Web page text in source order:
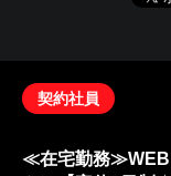
契約社員
≪在宅勤務≫WEB